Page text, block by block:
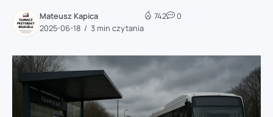
Mateusz Kapica
2025-06-18
3 min czytania
742 0